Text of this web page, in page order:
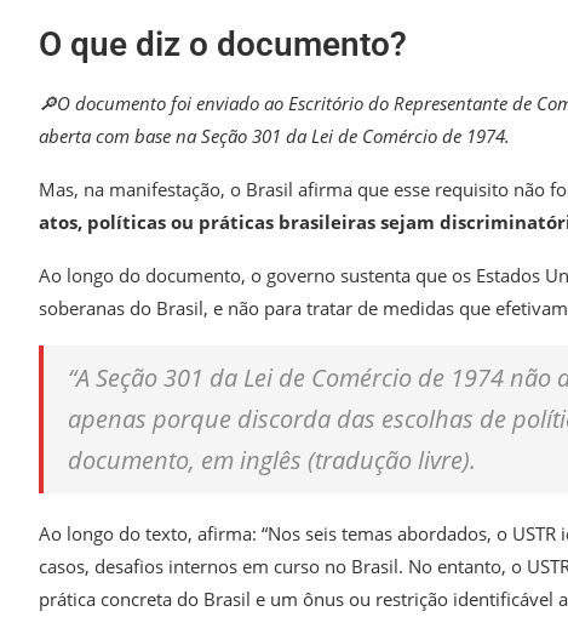
O que diz o documento?
🔎O documento foi enviado ao Escritório do Representante de
aberta com base na Seção 301 da Lei de Comércio de 1974.
Mas, na manifestação, o Brasil afirma que esse requisito não
atos, políticas ou práticas brasileiras sejam
Ao longo do documento, o governo sustenta que os Estados
soberanas do Brasil, e não para tratar de medidas que
“A Seção 301 da Lei de Comércio de 1974
apenas porque discorda das escolhas de
documento, em inglês (tradução livre).
Ao longo do texto, afirma: “Nos seis temas abordados, o
casos, desafios internos em curso no Brasil. No entanto, o
prática concreta do Brasil e um ônus ou restrição identificável